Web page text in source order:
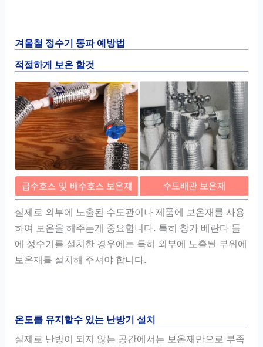
겨울철 정수기 동파 예방법
적절하게 보온 할것
실제로 외부에 노출된 수도관이나 제품에 보온재를 사용
하여 보온을 해주는게 중요합니다. 특히 창가 베란다 들
에 정수기를 설치한 경우에는 특히 외부에 노출된 부위에
보온재를 설치해 주셔야 합니다.
온도를 유지할수 있는 난방기 설치
실제로 난방이 되지 않는 공간에서는 보온재만으로 부족